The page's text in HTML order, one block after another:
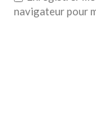
navigateur pour